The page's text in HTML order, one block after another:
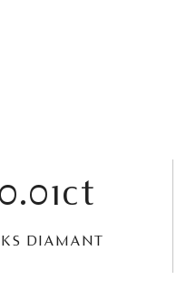
0.01ct
KS DIAMANT